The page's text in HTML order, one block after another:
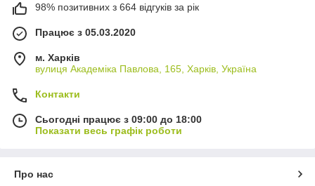
98% позитивних з 664 відгуків за рік
Працює з 05.03.2020
м. Харків
вулиця Академіка Павлова, 165, Харків, Україна
Контакти
Сьогодні працює з 09:00 до 18:00
Показати весь графік роботи
Про нас